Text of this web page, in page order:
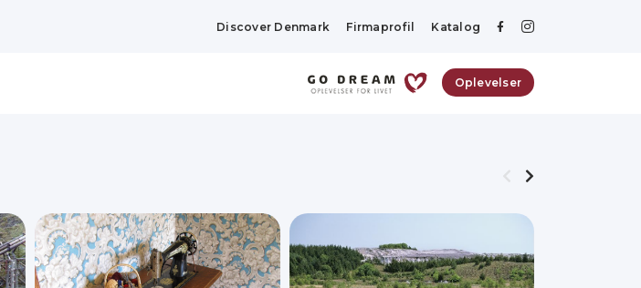
Discover Denmark Firmaprofil Katalog
Oplevelser